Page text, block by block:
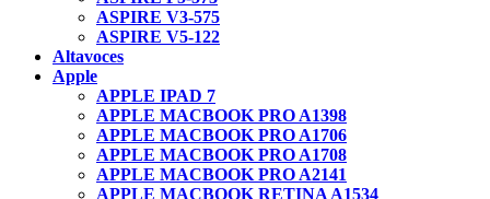
ASPIRE V3-575
ASPIRE V5-122
Altavoces
Apple
APPLE IPAD 7
APPLE MACBOOK PRO A1398
APPLE MACBOOK PRO A1706
APPLE MACBOOK PRO A1708
APPLE MACBOOK PRO A2141
APPLE MACBOOK RETINA A1534